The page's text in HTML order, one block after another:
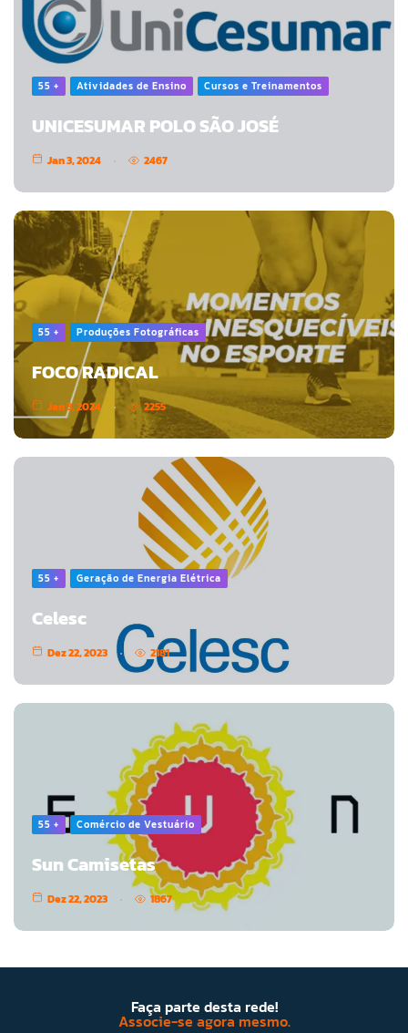
55 + Atividades de Ensino Cursos e Treinamentos
UNICESUMAR POLO SÃO JOSÉ
Jan 3, 2024 2467
55 + Produções Fotográficas
FOCO RADICAL
Jan 3, 2024 2255
55 + Geração de Energia Elétrica
Celesc
Dez 22, 2023 2181
55 + Comércio de Vestuário
Sun Camisetas
Dez 22, 2023 1867
Faça parte desta rede!
Associe-se agora mesmo.